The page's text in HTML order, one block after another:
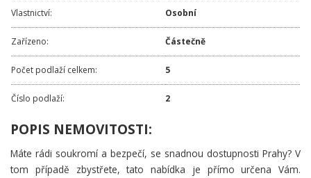
Vlastnictví: Osobní
Zařízeno: Částečně
Počet podlaží celkem: 5
Číslo podlaží: 2
POPIS NEMOVITOSTI:
Máte rádi soukromí a bezpečí, se snadnou dostupnosti Prahy? V
tom případě zbystřete, tato nabídka je přímo určena Vám.